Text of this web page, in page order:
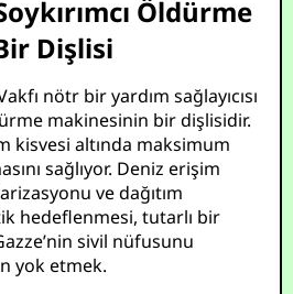
Öldürme
Dişlisi
nötr bir yardım sağlayıcısı
makinesinin bir dişlisidir.
kisvesi altında maksimum
sağlıyor. Deniz erişim
ve dağıtım
hedeflenmesi, tutarlı bir
sivil nüfusunu
yok etmek.